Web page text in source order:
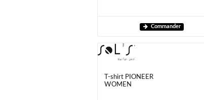
Commander
T-shirt PIONEER
WOMEN